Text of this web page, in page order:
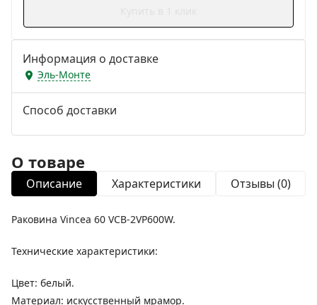
Информация о доставке
Эль-Монте
Способ доставки
О товаре
Описание Характеристики Отзывы (0)
Раковина Vincea 60 VCB-2VP600W.
Технические характеристики:
Цвет: белый.
Материал: искусственный мрамор.